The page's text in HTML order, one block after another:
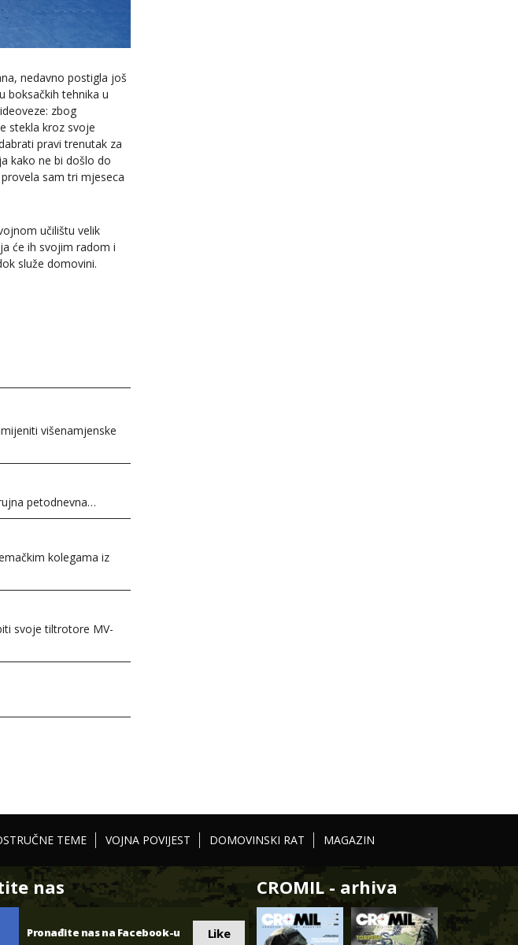
nedavno postigla još
boksačkih tehnika u
zbog
stekla kroz svoje
pravi trenutak za
kako ne bi došlo do
sam tri mjeseca
učilištu velik
će ih svojim radom i
služe domovini.
višenamjenske
petodnevna…
kolegama iz
svoje tiltrotore MV-
TEME VOJNA POVIJEST DOMOVINSKI RAT MAGAZIN
nas
Pronađite nas na Facebook-u Like
CROMIL - arhiva